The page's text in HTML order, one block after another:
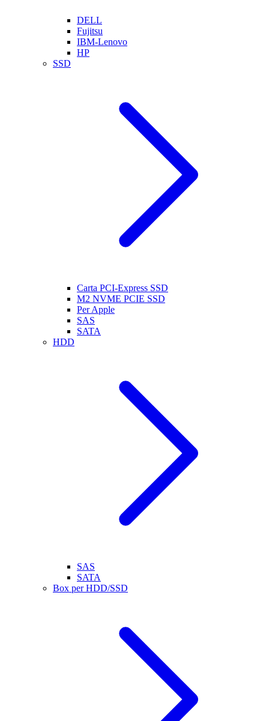
DELL
Fujitsu
IBM-Lenovo
HP
SSD
Carta PCI-Express SSD
M2 NVME PCIE SSD
Per Apple
SAS
SATA
HDD
SAS
SATA
Box per HDD/SSD